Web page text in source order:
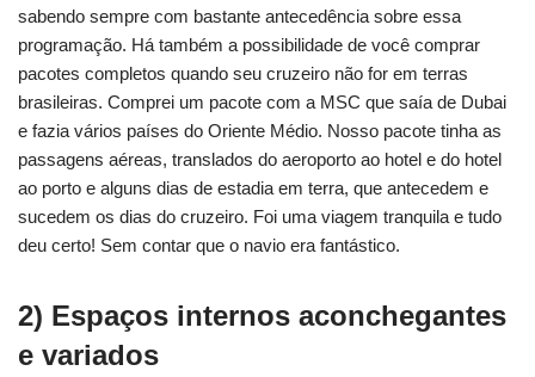
sabendo sempre com bastante antecedência sobre essa
programação. Há também a possibilidade de você comprar
pacotes completos quando seu cruzeiro não for em terras
brasileiras. Comprei um pacote com a MSC que saía de Dubai
e fazia vários países do Oriente Médio. Nosso pacote tinha as
passagens aéreas, translados do aeroporto ao hotel e do hotel
ao porto e alguns dias de estadia em terra, que antecedem e
sucedem os dias do cruzeiro. Foi uma viagem tranquila e tudo
deu certo! Sem contar que o navio era fantástico.
2) Espaços internos aconchegantes
e variados